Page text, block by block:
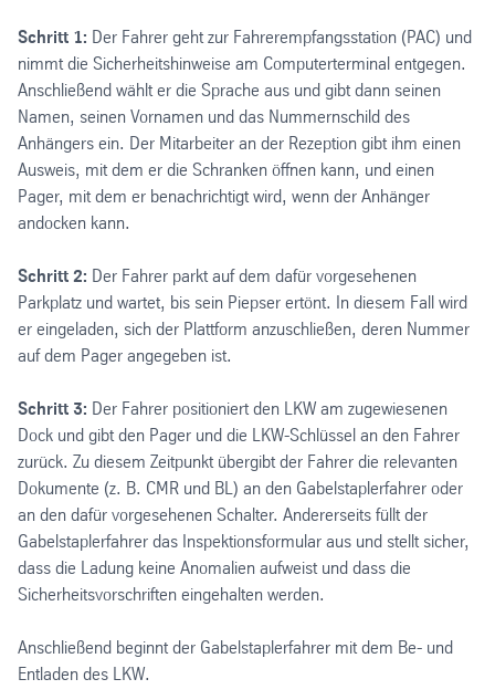
Schritt 1: Der Fahrer geht zur Fahrerempfangsstation (PAC) und
nimmt die Sicherheitshinweise am Computerterminal entgegen.
Anschließend wählt er die Sprache aus und gibt dann seinen
Namen, seinen Vornamen und das Nummernschild des
Anhängers ein. Der Mitarbeiter an der Rezeption gibt ihm einen
Ausweis, mit dem er die Schranken öffnen kann, und einen
Pager, mit dem er benachrichtigt wird, wenn der Anhänger
andocken kann.
Schritt 2: Der Fahrer parkt auf dem dafür vorgesehenen
Parkplatz und wartet, bis sein Piepser ertönt. In diesem Fall wird
er eingeladen, sich der Plattform anzuschließen, deren Nummer
auf dem Pager angegeben ist.
Schritt 3: Der Fahrer positioniert den LKW am zugewiesenen
Dock und gibt den Pager und die LKW-Schlüssel an den Fahrer
zurück. Zu diesem Zeitpunkt übergibt der Fahrer die relevanten
Dokumente (z. B. CMR und BL) an den Gabelstaplerfahrer oder
an den dafür vorgesehenen Schalter. Andererseits füllt der
Gabelstaplerfahrer das Inspektionsformular aus und stellt sicher,
dass die Ladung keine Anomalien aufweist und dass die
Sicherheitsvorschriften eingehalten werden.
Anschließend beginnt der Gabelstaplerfahrer mit dem Be- und
Entladen des LKW.